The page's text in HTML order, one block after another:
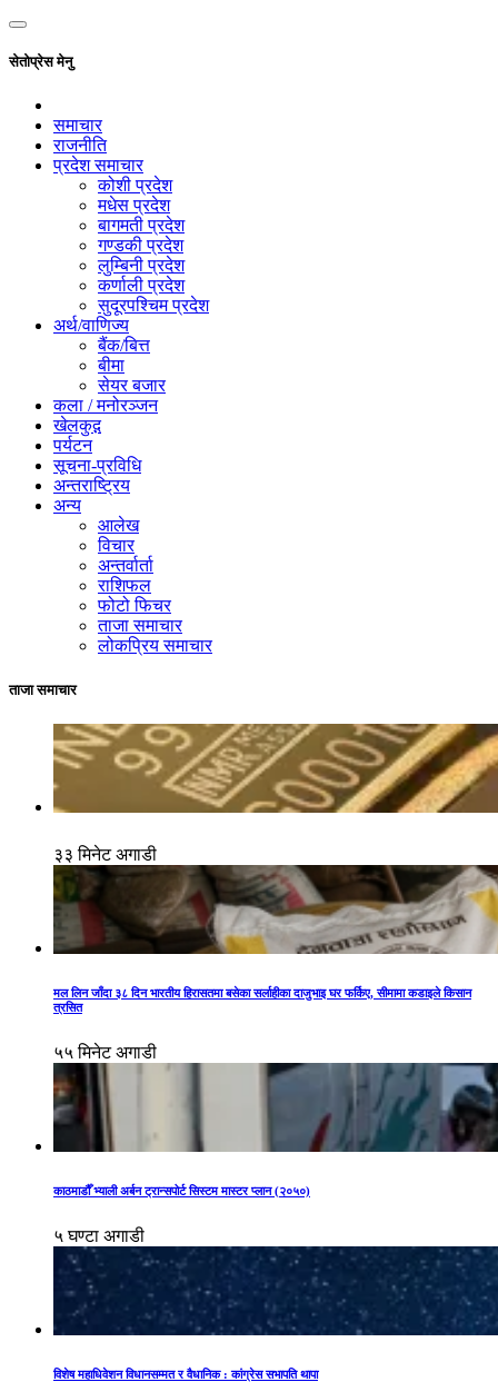
सेतोप्रेस मेनु
समाचार
राजनीति
प्रदेश समाचार
कोशी प्रदेश
मधेस प्रदेश
बागमती प्रदेश
गण्डकी प्रदेश
लुम्बिनी प्रदेश
कर्णाली प्रदेश
सुदूरपश्चिम प्रदेश
अर्थ/वाणिज्य
बैंक/बित्त
बीमा
सेयर बजार
कला / मनोरञ्जन
खेलकुद़़
पर्यटन
सूचना-प्रविधि
अन्तराष्ट्रिय
अन्य
आलेख
विचार
अन्तर्वार्ता
राशिफल
फोटो फिचर
ताजा समाचार
लोकप्रिय समाचार
ताजा समाचार
३३ मिनेट अगाडी
मल लिन जाँदा ३८ दिन भारतीय हिरासतमा बसेका सर्लाहीका दाजुभाइ घर फर्किए, सीमामा कडाइले किसान
त्रसित
५५ मिनेट अगाडी
काठमाडौँ भ्याली अर्बन ट्रान्सपोर्ट सिस्टम मास्टर प्लान (२०५०)
५ घण्टा अगाडी
विशेष महाधिवेशन विधानसम्मत र वैधानिक : कांग्रेस सभापति थापा